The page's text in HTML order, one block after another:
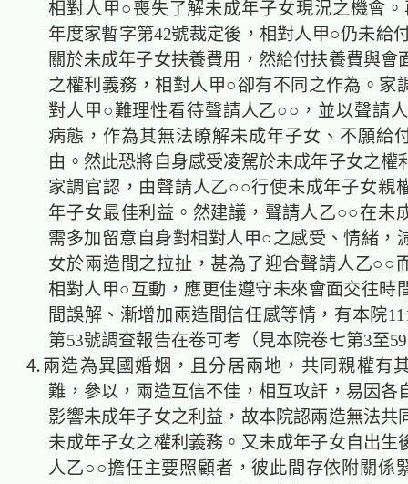
相對人甲○喪失了解未成年子女現況之機會。
年度家暫字第42號裁定後，相對人甲○仍未給
關於未成年子女扶養費用，然給付扶養費與會
之權利義務，相對人甲○卻有不同之作為。家
對人甲○難理性看待聲請人乙○○，並以聲請
病態，作為其無法瞭解未成年子女、不願給
由。然此恐將自身感受凌駕於未成年子女之權
家調官認，由聲請人乙○○行使未成年子女親
年子女最佳利益。然建議，聲請人乙○○在未
需多加留意自身對相對人甲○之感受、情緒，
女於兩造間之拉扯，甚為了迎合聲請人乙○○
相對人甲○互動，應更佳遵守未來會面交往時
間誤解、漸增加兩造間信任感等情，有本院
第53號調查報告在卷可考（見本院卷七第3至
⒋兩造為異國婚姻，且分居兩地，共同親權有
難，參以，兩造互信不佳，相互攻訐，易因各
影響未成年子女之利益，故本院認兩造無法共
未成年子女之權利義務。又未成年子女自出生
人乙○○擔任主要照顧者，彼此間存依附關係